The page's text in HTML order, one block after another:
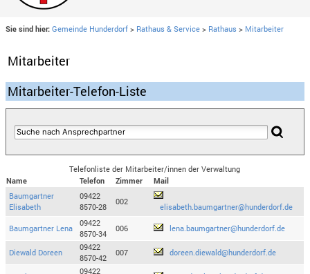
Sie sind hier: Gemeinde Hunderdorf > Rathaus & Service > Rathaus > Mitarbeiter
Mitarbeiter
Mitarbeiter-Telefon-Liste
Telefonliste der Mitarbeiter/innen der Verwaltung
Name
Telefon Zimmer
Mail
Baumgartner
Elisabeth
09422
8570-28
002
elisabeth.baumgartner@hunderdorf.de
Baumgartner Lena
09422
8570-34
006 lena.baumgartner@hunderdorf.de
Diewald Doreen
09422
8570-42
007 doreen.diewald@hunderdorf.de
09422